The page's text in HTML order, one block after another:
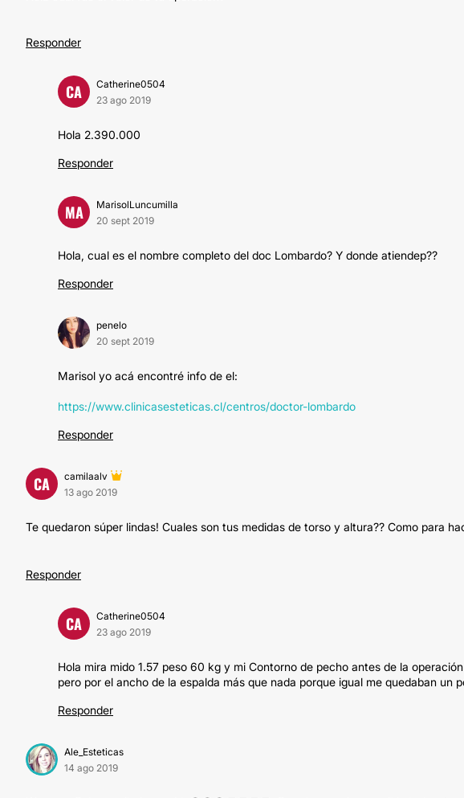
Responder
CA
Catherine0504
23 ago 2019
Hola 2.390.000
Responder
MA
MarisolLuncumilla
20 sept 2019
Hola, cual es el nombre completo del doc Lombardo? Y donde atiendep??
Responder
penelo
20 sept 2019
Marisol yo acá encontré info de el:
https://www.clinicasesteticas.cl/centros/doctor-lombardo
Responder
CA
camilaalv
13 ago 2019
Te quedaron súper lindas! Cuales son tus medidas de torso y altura?? Como para
Responder
CA
Catherine0504
23 ago 2019
Hola mira mido 1.57 peso 60 kg y mi Contorno de pecho antes de la
pero por el ancho de la espalda más que nada porque igual me quedaban un
Responder
Ale_Esteticas
14 ago 2019